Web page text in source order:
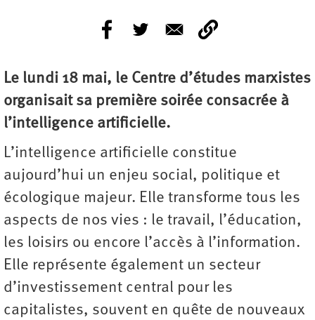
Le lundi 18 mai, le Centre d’études marxistes
organisait sa première soirée consacrée à
l’intelligence artificielle.
L’intelligence artificielle constitue
aujourd’hui un enjeu social, politique et
écologique majeur. Elle transforme tous les
aspects de nos vies : le travail, l’éducation,
les loisirs ou encore l’accès à l’information.
Elle représente également un secteur
d’investissement central pour les
capitalistes, souvent en quête de nouveaux